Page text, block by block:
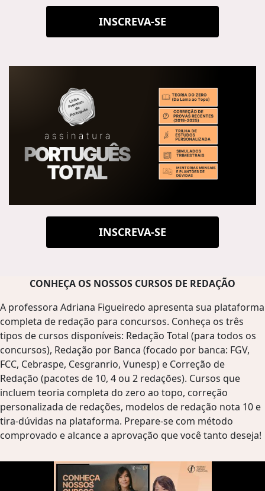
INSCREVA-SE
INSCREVA-SE
CONHEÇA OS NOSSOS CURSOS DE REDAÇÃO
A professora Adriana Figueiredo apresenta sua plataforma
completa de redação para concursos. Conheça os três
tipos de cursos disponíveis: Redação Total (para todos os
concursos), Redação por Banca (focado por banca: FGV,
FCC, Cebraspe, Cesgranrio, Vunesp) e Correção de
Redação (pacotes de 10, 4 ou 2 redações). Cursos que
incluem teoria completa do zero ao topo, correção
personalizada de redações, modelos de redação nota 10 e
tira-dúvidas na plataforma. Prepare-se com método
comprovado e alcance a aprovação que você tanto deseja!